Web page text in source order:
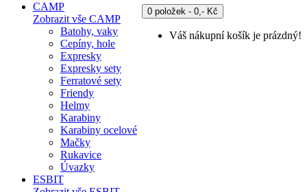
0 položek - 0,- Kč
Váš nákupní košík je prázdný!
CAMP
Zobrazit vše CAMP
Batohy, vaky
Cepíny, hole
Expresky
Expresky sety
Ferratové sety
Friendy
Helmy
Karabiny
Karabiny ocelové
Mačky
Rukavice
Úvazky
ESBIT